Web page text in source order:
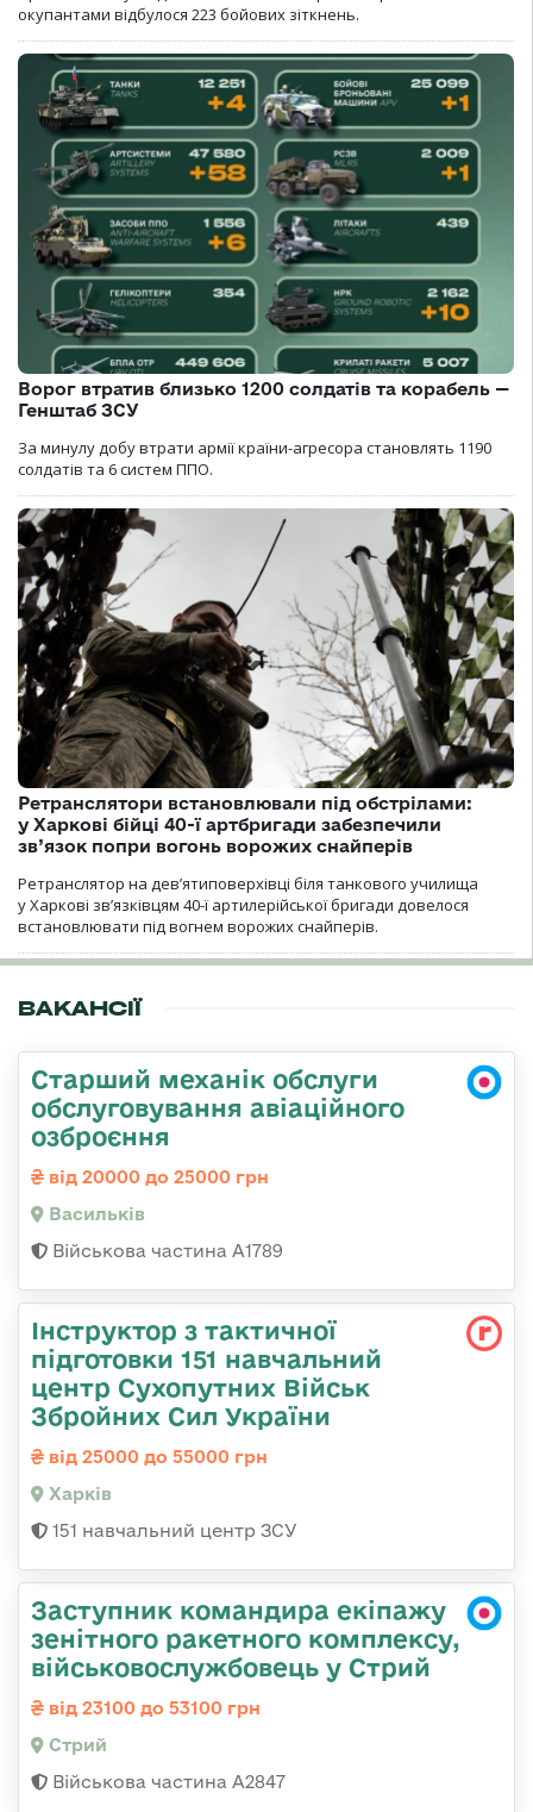
окупантами відбулося 223 бойових зіткнень.
Ворог втратив близько 1200 солдатів та корабель —
Генштаб ЗСУ
За минулу добу втрати армії країни-агресора становлять 1190
солдатів та 6 систем ППО.
Ретранслятори встановлювали під обстрілами:
у Харкові бійці 40-ї артбригади забезпечили
зв’язок попри вогонь ворожих снайперів
Ретранслятор на дев’ятиповерхівці біля танкового училища
у Харкові зв’язківцям 40-ї артилерійської бригади довелося
встановлювати під вогнем ворожих снайперів.
ВАКАНСІЇ
Старший механік обслуги
обслуговування авіаційного
озброєння
від 20000 до 25000 грн
Васильків
Військова частина А1789
Інструктор з тактичної
підготовки 151 навчальний
центр Сухопутних Військ
Збройних Сил України
від 25000 до 55000 грн
Харків
151 навчальний центр ЗСУ
Заступник командира екіпажу
зенітного ракетного комплексу,
військовослужбовець у Стрий
від 23100 до 53100 грн
Стрий
Військова частина А2847